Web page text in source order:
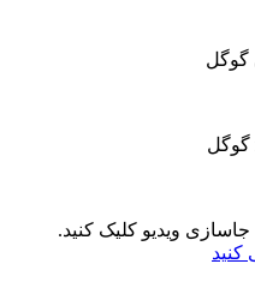
گوگل
ویدیو کلیک کنید.